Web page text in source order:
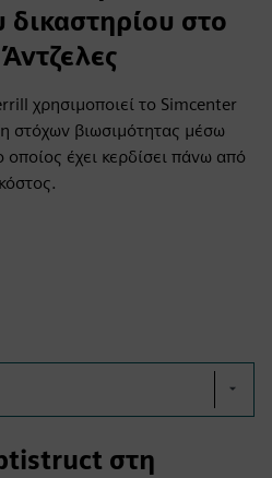
στο
χρησιμοποιεί το Simcenter
στόχων βιωσιμότητας μέσω
έχει κερδίσει πάνω από
στη